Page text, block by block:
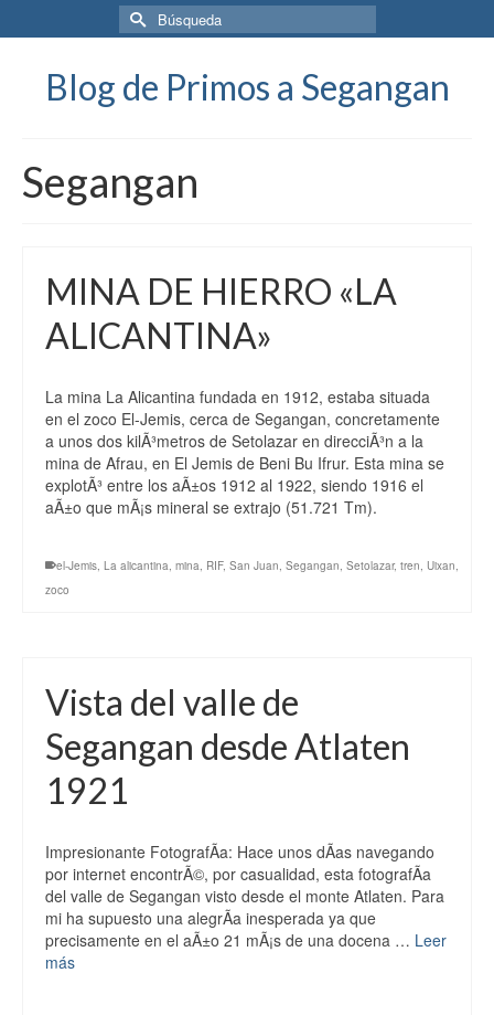
Buscar
por:
Blog de Primos a Segangan
Segangan
MINA DE HIERRO «LA
ALICANTINA»
La mina La Alicantina fundada en 1912, estaba situada
en el zoco El-Jemis, cerca de Segangan, concretamente
a unos dos kilÃ³metros de Setolazar en direcciÃ³n a la
mina de Afrau, en El Jemis de Beni Bu Ifrur. Esta mina se
explotÃ³ entre los aÃ±os 1912 al 1922, siendo 1916 el
aÃ±o que mÃ¡s mineral se extrajo (51.721 Tm).
el-Jemis, La alicantina, mina, RIF, San Juan, Segangan, Setolazar, tren, Uixan,
zoco
Vista del valle de
Segangan desde Atlaten
1921
Impresionante FotografÃ­a: Hace unos dÃ­as navegando
por internet encontrÃ©, por casualidad, esta fotografÃ­a
del valle de Segangan visto desde el monte Atlaten. Para
mi ha supuesto una alegrÃ­a inesperada ya que
precisamente en el aÃ±o 21 mÃ¡s de una docena … Leer
más